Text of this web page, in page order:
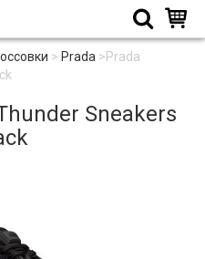
> Prada >Prada
Sneakers